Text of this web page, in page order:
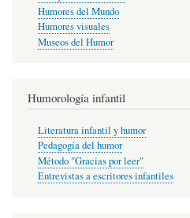
Humores del Mundo
Humores visuales
Museos del Humor
Humorología infantil
Literatura infantil y humor
Pedagogía del humor
Método "Gracias por leer"
Entrevistas a escritores infantiles